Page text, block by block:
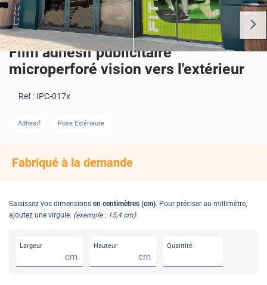
AVANT
Film adhésif publicitaire
microperforé vision vers l'extérieur
Ref : IPC-017x
Adhesif Pose Extérieure
Fabriqué à la demande
Saisissez vos dimensions en centimètres (cm). Pour préciser au millimètre,
ajoutez une virgule. (exemple : 15,4 cm)
Largeur
cm
Hauteur
cm
Quantité